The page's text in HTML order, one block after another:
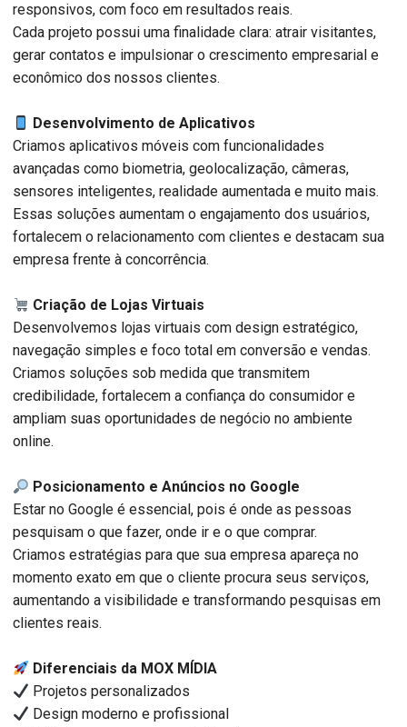
responsivos, com foco em resultados reais.
Cada projeto possui uma finalidade clara: atrair visitantes,
gerar contatos e impulsionar o crescimento empresarial e
econômico dos nossos clientes.
Desenvolvimento de Aplicativos
Criamos aplicativos móveis com funcionalidades
avançadas como biometria, geolocalização, câmeras,
sensores inteligentes, realidade aumentada e muito mais.
Essas soluções aumentam o engajamento dos usuários,
fortalecem o relacionamento com clientes e destacam sua
empresa frente à concorrência.
Criação de Lojas Virtuais
Desenvolvemos lojas virtuais com design estratégico,
navegação simples e foco total em conversão e vendas.
Criamos soluções sob medida que transmitem
credibilidade, fortalecem a confiança do consumidor e
ampliam suas oportunidades de negócio no ambiente
online.
Posicionamento e Anúncios no Google
Estar no Google é essencial, pois é onde as pessoas
pesquisam o que fazer, onde ir e o que comprar.
Criamos estratégias para que sua empresa apareça no
momento exato em que o cliente procura seus serviços,
aumentando a visibilidade e transformando pesquisas em
clientes reais.
Diferenciais da MOX MÍDIA
Projetos personalizados
Design moderno e profissional